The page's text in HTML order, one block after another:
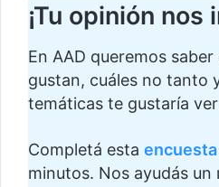
¡Tu opinión nos
En AAD queremos
gustan, cuáles no tanto
temáticas te gustaría
Completá esta encuesta
minutos. Nos ayudás un